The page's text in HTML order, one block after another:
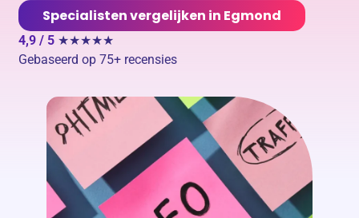
Specialisten vergelijken in Egmond
4,9 / 5 ★★★★★
Gebaseerd op 75+ recensies